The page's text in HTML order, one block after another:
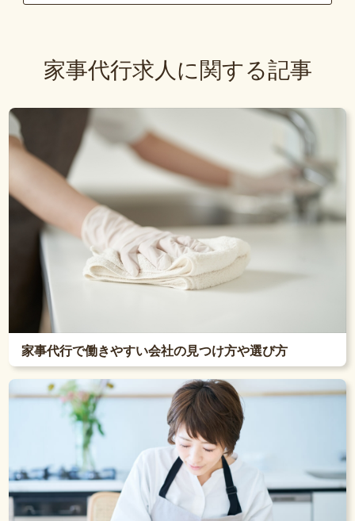
家事代行求人に関する記事
家事代行で働きやすい会社の見つけ方や選び方